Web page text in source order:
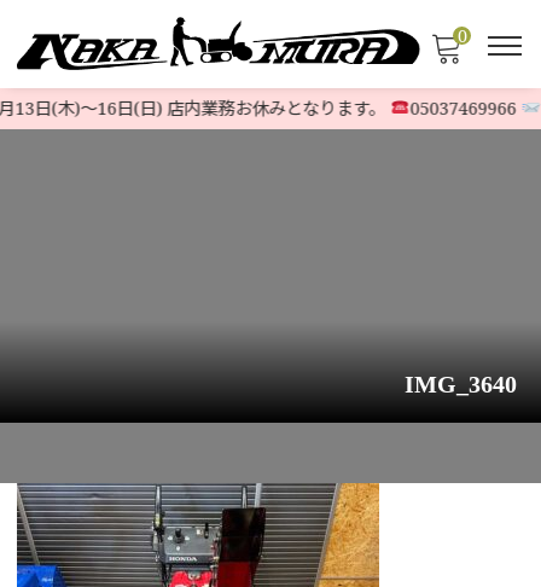
0
日(木)〜16日(日) 店内業務お休みとなります。 05037469966
IMG_3640